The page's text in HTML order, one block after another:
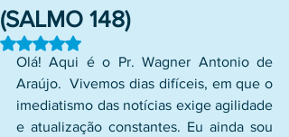
(SALMO 148)
Avaliado com NaN de 5 estrelas.
Olá! Aqui é o Pr. Wagner Antonio de
Araújo.  Vivemos dias difíceis, em que o
imediatismo das notícias exige agilidade
e atualização constantes. Eu ainda sou